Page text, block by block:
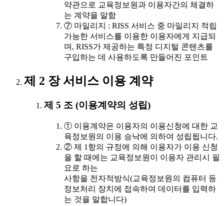
약관으로 교육정보원과 이용자간의 체결하
는 계약을 말함
⑦ 마일리지 : RISS 서비스 중 마일리지 적립
가능한 서비스를 이용한 이용자에게 지급되
며, RISS가 제공하는 특정 디지털 콘텐츠를
구입하는 데 사용하도록 만들어진 포인트
제 2 장 서비스 이용 계약
제 5 조 (이용계약의 성립)
① 이용계약은 이용자의 이용신청에 대한 교
육정보원의 이용 승낙에 의하여 성립됩니다.
② 제 1항의 규정에 의해 이용자가 이용 신청
을 할 때에는 교육정보원이 이용자 관리시 필
요로 하는
사항을 전자적방식(교육정보원의 컴퓨터 등
정보처리 장치에 접속하여 데이터를 입력하
는 것을 말합니다)